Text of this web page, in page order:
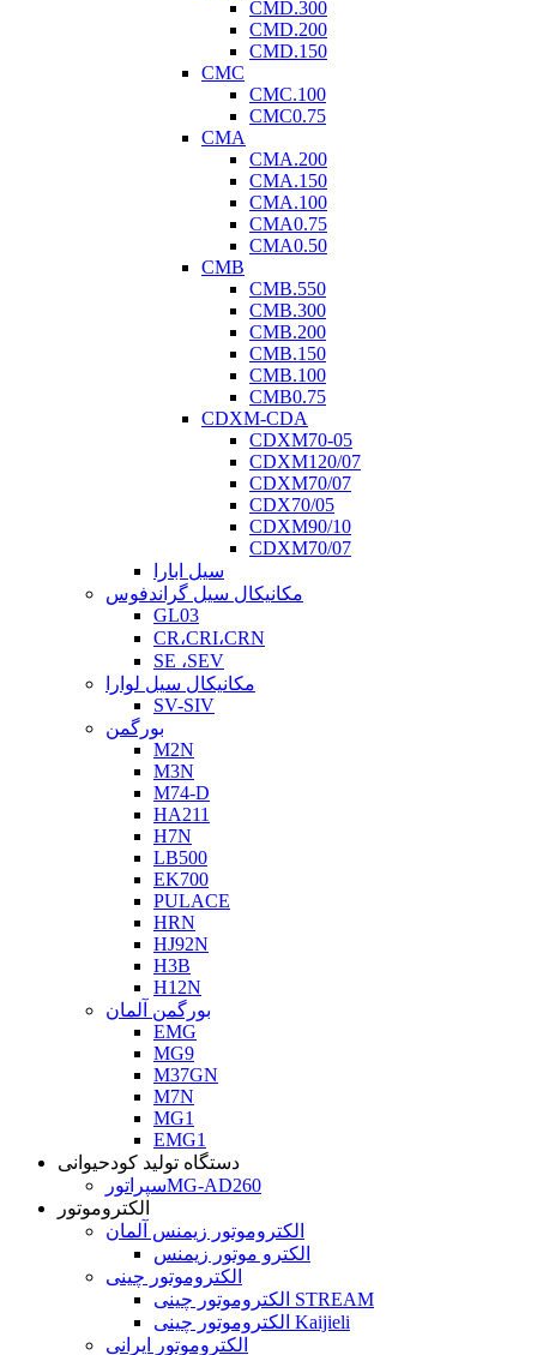
CMD.300
CMD.200
CMD.150
CMC
CMC.100
CMC0.75
CMA
CMA.200
CMA.150
CMA.100
CMA0.75
CMA0.50
CMB
CMB.550
CMB.300
CMB.200
CMB.150
CMB.100
CMB0.75
CDXM-CDA
CDXM70-05
CDXM120/07
CDXM70/07
CDX70/05
CDXM90/10
CDXM70/07
سیل ابارا
مکانیکال سیل گراندفوس
GL03
CR،CRI،CRN
SE ،SEV
مکانیکال سیل لوارا
SV-SIV
بورگمن
M2N
M3N
M74-D
HA211
H7N
LB500
EK700
PULACE
HRN
HJ92N
H3B
H12N
بورگمن آلمان
EMG
MG9
M37GN
M7N
MG1
EMG1
دستگاه تولید کودحیوانی
سپراتورMG-AD260
الکتروموتور
الکتروموتور زیمنس آلمان
الکترو موتور زیمنس
الکتروموتور چینی
الکتروموتور چینی STREAM
الکتروموتور چینی Kaijieli
الکتروموتور ایرانی